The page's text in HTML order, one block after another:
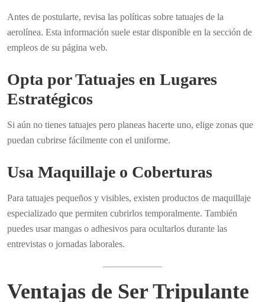
Antes de postularte, revisa las políticas sobre tatuajes de la
aerolínea. Esta información suele estar disponible en la sección de
empleos de su página web.
Opta por Tatuajes en Lugares
Estratégicos
Si aún no tienes tatuajes pero planeas hacerte uno, elige zonas que
puedan cubrirse fácilmente con el uniforme.
Usa Maquillaje o Coberturas
Para tatuajes pequeños y visibles, existen productos de maquillaje
especializado que permiten cubrirlos temporalmente. También
puedes usar mangas o adhesivos para ocultarlos durante las
entrevistas o jornadas laborales.
Ventajas de Ser Tripulante